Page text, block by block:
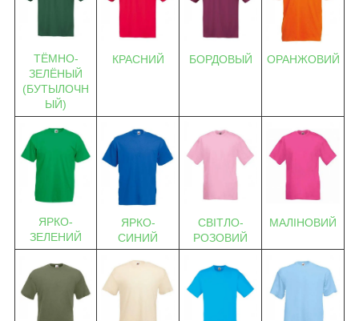
ТЁМНО-
ЗЕЛЁНЫЙ
(БУТЫЛОЧН
ЫЙ)
КРАСНИЙ БОРДОВЫЙ ОРАНЖОВИЙ
ЯРКО-
ЗЕЛЕНИЙ
ЯРКО-
СИНИЙ
СВІТЛО-
РОЗОВИЙ
МАЛІНОВИЙ